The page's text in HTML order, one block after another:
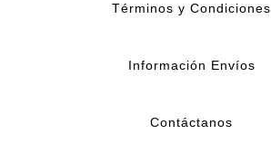
Términos y Condiciones
Información Envíos
Contáctanos